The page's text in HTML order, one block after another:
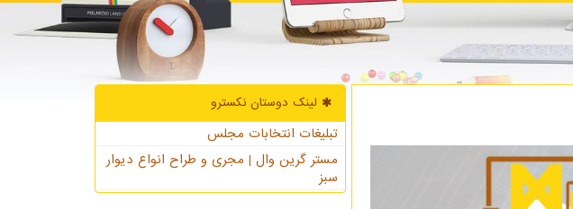
لینک دوستان نكسترو
تبلیغات انتخابات مجلس
مستر گرین وال | مجری و طراح انواع دیوار
سبز